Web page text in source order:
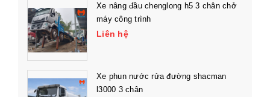
Xe nâng đầu chenglong h5 3 chân chở
máy công trình
Liên hệ
Xe phun nước rửa đường shacman
l3000 3 chân